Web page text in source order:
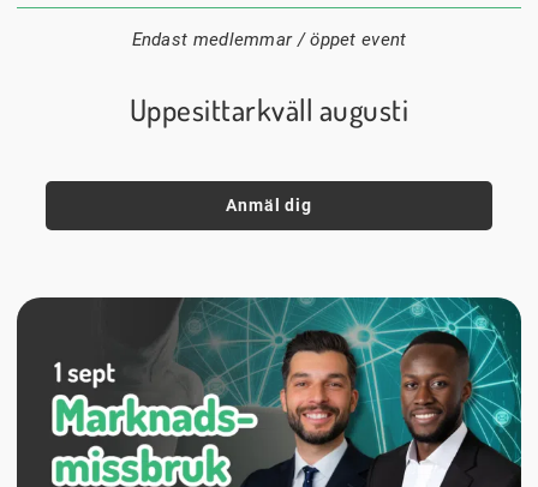
Endast medlemmar / öppet event
Uppesittarkväll augusti
Anmäl dig